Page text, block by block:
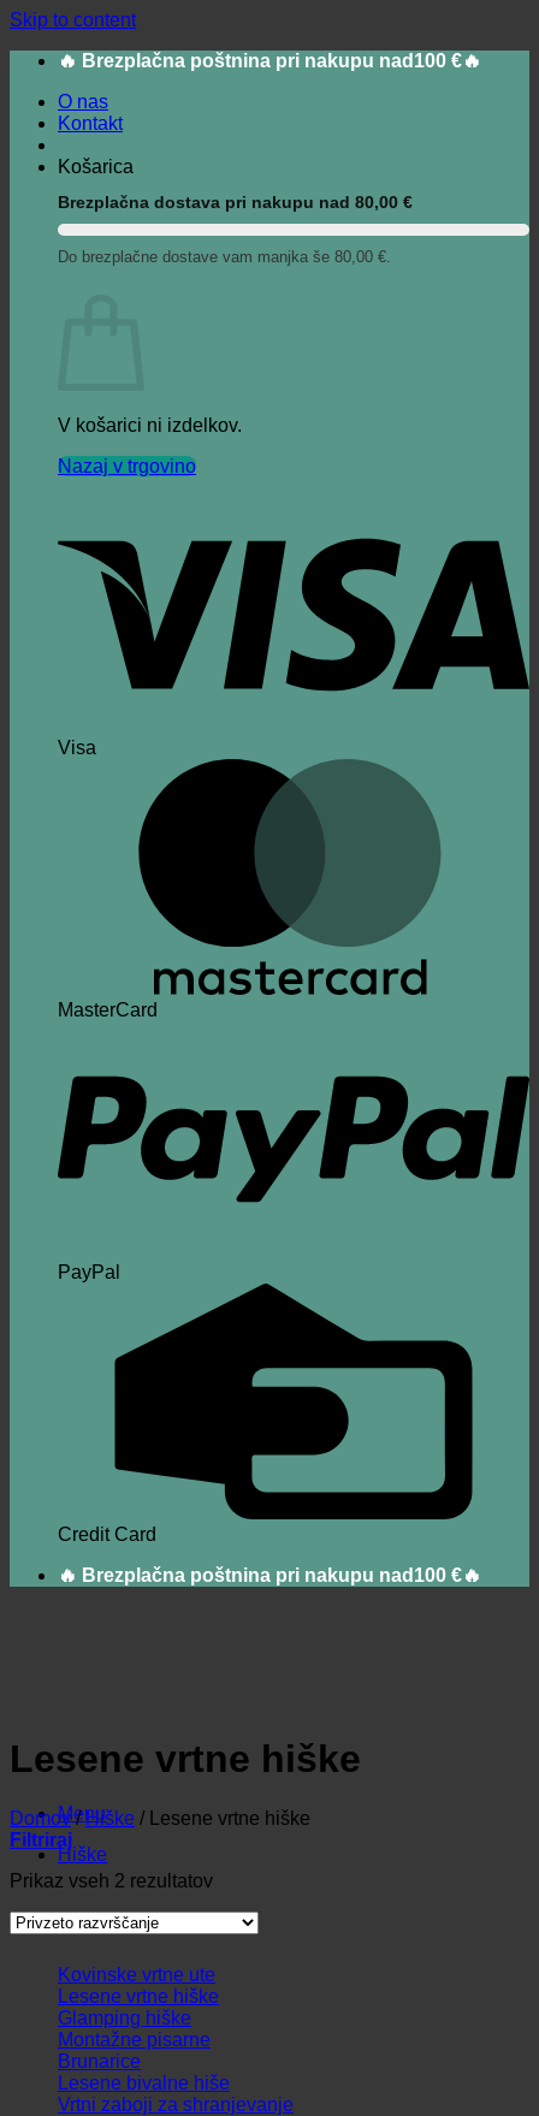
Skip to content
🔥 Brezplačna poštnina pri nakupu nad100 €🔥
O nas
Kontakt
Košarica
Brezplačna dostava pri nakupu nad 80,00 €
Do brezplačne dostave vam manjka še 80,00 €.
V košarici ni izdelkov.
Nazaj v trgovino
Visa
MasterCard
PayPal
Credit Card
🔥 Brezplačna poštnina pri nakupu nad100 €🔥
Menu
Hiške
Kovinske vrtne ute
Lesene vrtne hiške
Glamping hiške
Montažne pisarne
Brunarice
Lesene bivalne hiše
Vrtni zaboji za shranjevanje
Lesene vrtne hiške
Domov / Hiške / Lesene vrtne hiške
Filtriraj
Prikaz vseh 2 rezultatov